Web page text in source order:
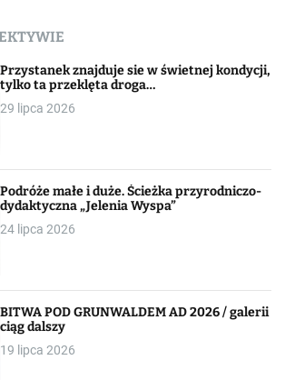
Przystanek znajduje sie w świetnej kondycji,
tylko ta przeklęta droga…
29 lipca 2026
Podróże małe i duże. Ścieżka przyrodniczo-
dydaktyczna „Jelenia Wyspa”
24 lipca 2026
BITWA POD GRUNWALDEM AD 2026 / galerii
ciąg dalszy
19 lipca 2026